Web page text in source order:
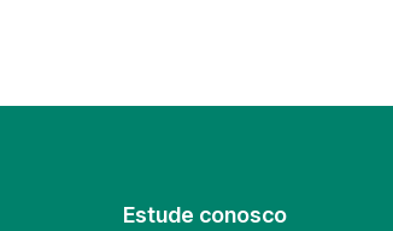
Estude conosco